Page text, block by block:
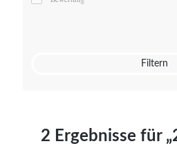
Mato von Vogelstein
Filtern
2 Ergebnisse für